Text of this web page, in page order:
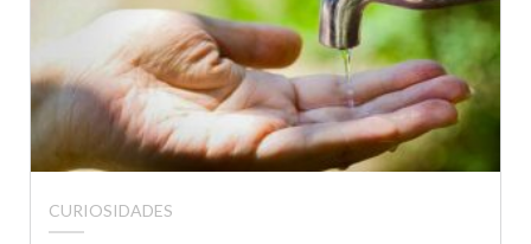
CURIOSIDADES